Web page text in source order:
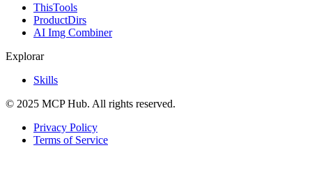
ThisTools
ProductDirs
AI Img Combiner
Explorar
Skills
© 2025 MCP Hub. All rights reserved.
Privacy Policy
Terms of Service